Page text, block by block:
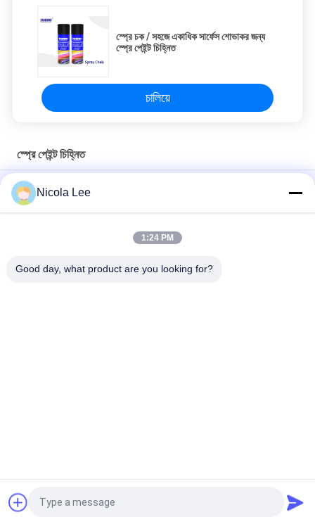
স্প্রে চক / সহজে একাধিক সার্ফেস শোভাকর জন্য
স্প্রে পেইন্ট চিহ্নিত
চালিয়ে
স্প্রে পেইন্ট চিহ্নিত
নির্মাণ / প্রাকৃতিক দৃশ্য / জরিপ / ক্রীড়া ক্ষেত্রের জন্য স্পট চিহ্নিত পেইন্ট
লাইন মার্কার স্প্রে পেইন্ট টলিউন ফ্রি এবং সিএফসি হাইলাইটিং এবং মার্কিং আউট এলাকার
Nicola Lee
1:24 PM
Good day, what product are you looking for?